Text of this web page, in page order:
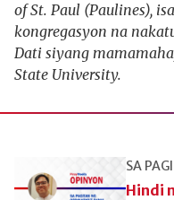
of St. Paul (Paulines),
kongregasyon na
Dati siyang
State University.
SA
Hindi